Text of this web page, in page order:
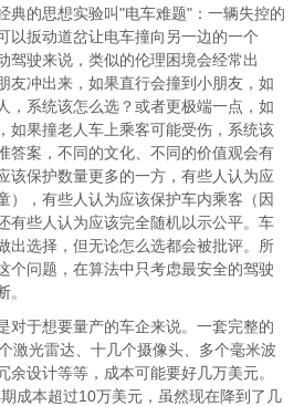
典的思想实验叫"电车难题"：一辆失控的
以扳动道岔让电车撞向另一边的一个
驾驶来说，类似的伦理困境会经常出
友冲出来，如果直行会撞到小朋友，如
，系统该怎么选？或者更极端一点，如
如果撞老人车上乘客可能受伤，系统该
答案，不同的文化、不同的价值观会有
该保护数量更多的一方，有些人认为应
），有些人认为应该保护车内乘客（因
有些人认为应该完全随机以示公平。车
出选择，但无论怎么选都会被批评。所
个问题，在算法中只考虑最安全的驾驶
。
对于想要量产的车企来说。一套完整的
激光雷达、十几个摄像头、多个毫米波
余设计等等，成本可能要好几万美元。
成本超过10万美元，虽然现在降到了几